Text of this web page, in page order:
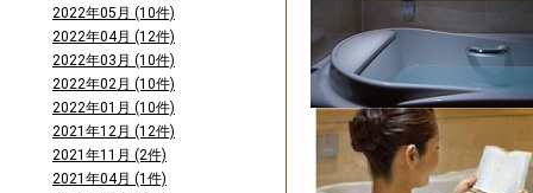
2022年05月 (10件)
2022年04月 (12件)
2022年03月 (10件)
2022年02月 (10件)
2022年01月 (10件)
2021年12月 (12件)
2021年11月 (2件)
2021年04月 (1件)